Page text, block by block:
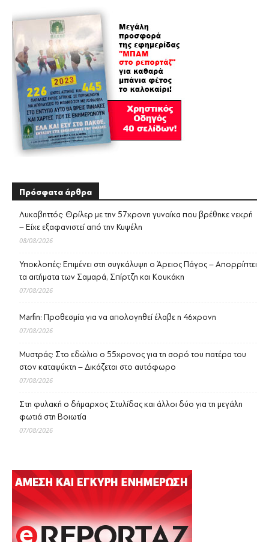
Πρόσφατα άρθρα
Λυκαβηττός: Θρίλερ με την 57χρονη γυναίκα που βρέθηκε νεκρή
– Είχε εξαφανιστεί από την Κυψέλη
08/08/2026
Υποκλοπές: Επιμένει στη συγκάλυψη ο Άρειος Πάγος – Απορρίπτει
τα αιτήματα των Σαμαρά, Σπίρτζη και Κουκάκη
07/08/2026
Marfin: Προθεσμία για να απολογηθεί έλαβε η 46χρονη
07/08/2026
Μυστράς: Στο εδώλιο ο 55χρονος για τη σορό του πατέρα του
στον καταψύκτη – Δικάζεται στο αυτόφωρο
07/08/2026
Στη φυλακή ο δήμαρχος Στυλίδας και άλλοι δύο για τη μεγάλη
φωτιά στη Βοιωτία
07/08/2026